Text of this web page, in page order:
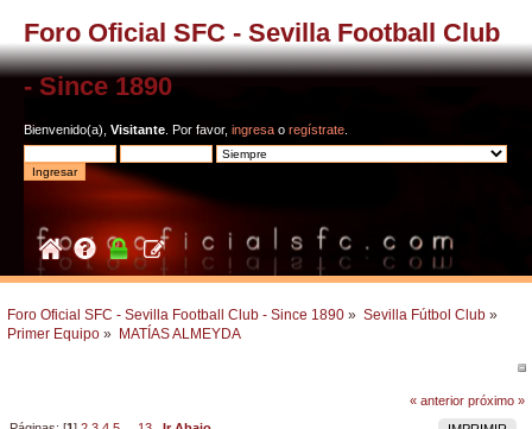
Foro Oficial SFC - Sevilla Football Club
- Since 1890
Bienvenido(a), Visitante . Por favor, ingresa o regístrate
Foro Oficial SFC - Sevilla Football Club - Since 1890 » Sevilla Fútbol Club »
Primer Equipo » MATÍAS ALMEYDA
« anterior próximo »